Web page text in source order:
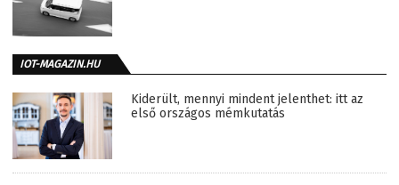
IOT-MAGAZIN.HU
Kiderült, mennyi mindent jelenthet: itt az
első országos mémkutatás